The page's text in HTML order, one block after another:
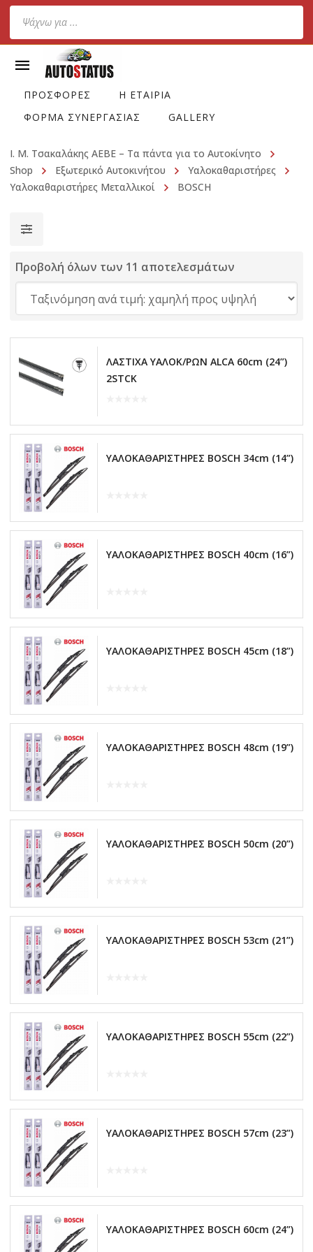
Products
search
ΠΡΟΣΦΟΡΕΣ
Η ΕΤΑΙΡΙΑ
ΦΟΡΜΑ ΣΥΝΕΡΓΑΣΙΑΣ
GALLERY
Ι. Μ. Τσακαλάκης ΑΕΒΕ – Τα πάντα για το Αυτοκίνητο
Shop
Εξωτερικό Αυτοκινήτου
Υαλοκαθαριστήρες
Υαλοκαθαριστήρες Μεταλλικοί
BOSCH
Προβολή όλων των 11 αποτελεσμάτων
ΛΑΣΤΙΧΑ ΥΑΛΟΚ/ΡΩΝ ALCA 60cm (24”)
2STCK
ΥΑΛΟΚΑΘΑΡΙΣΤΗΡΕΣ BOSCH 34cm (14”)
ΥΑΛΟΚΑΘΑΡΙΣΤΗΡΕΣ BOSCH 40cm (16”)
ΥΑΛΟΚΑΘΑΡΙΣΤΗΡΕΣ BOSCH 45cm (18”)
ΥΑΛΟΚΑΘΑΡΙΣΤΗΡΕΣ BOSCH 48cm (19”)
ΥΑΛΟΚΑΘΑΡΙΣΤΗΡΕΣ BOSCH 50cm (20”)
ΥΑΛΟΚΑΘΑΡΙΣΤΗΡΕΣ BOSCH 53cm (21”)
ΥΑΛΟΚΑΘΑΡΙΣΤΗΡΕΣ BOSCH 55cm (22”)
ΥΑΛΟΚΑΘΑΡΙΣΤΗΡΕΣ BOSCH 57cm (23”)
ΥΑΛΟΚΑΘΑΡΙΣΤΗΡΕΣ BOSCH 60cm (24”)